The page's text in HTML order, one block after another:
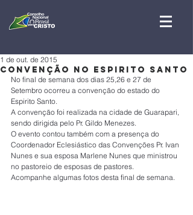
Convenção no Espirito Santo
1 de out. de 2015
No final de semana dos dias 25,26 e 27 de
Setembro ocorreu a convenção do estado do
Espirito Santo.
A convenção foi realizada na cidade de Guarapari,
sendo dirigida pelo Pr. Gildo Menezes.
O evento contou também com a presença do
Coordenador Eclesiástico das Convenções Pr. Ivan
Nunes e sua esposa Marlene Nunes que ministrou
no pastoreio de esposas de pastores.
Acompanhe algumas fotos desta final de semana.